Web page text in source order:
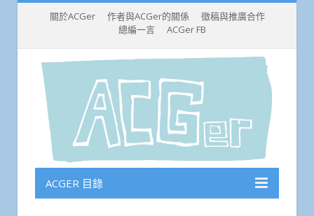
關於ACGer 作者與ACGer的關係
徵稿與推廣合作
總編一言
ACGer FB
ACGER 目錄